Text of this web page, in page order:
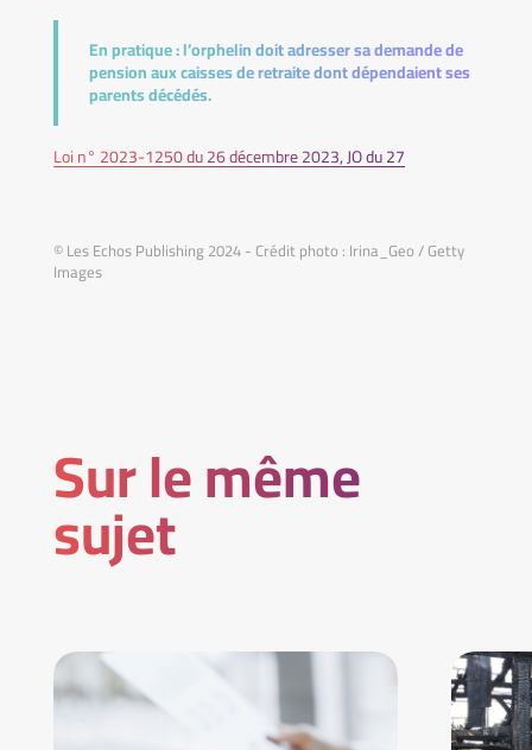
En pratique :l’orphelin doit adresser sa demande de
pension aux caisses de retraite dont dépendaient ses
parents décédés.
Loi n° 2023-1250 du 26 décembre 2023, JO du 27
© Les Echos Publishing 2024 - Crédit photo : Irina_Geo / Getty
Images
Sur le même
sujet